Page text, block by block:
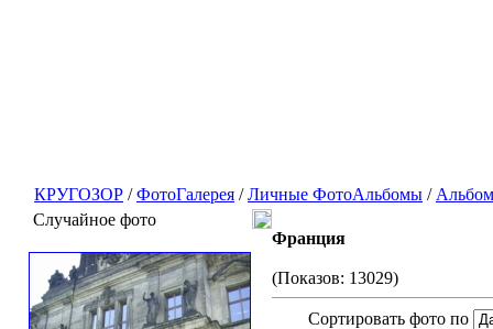
КРУГОЗОР /ФотоГалерея /Личные ФотоАльбомы /
Случайное фото
Франция
(Показов: 13029)
Сортировать фото по